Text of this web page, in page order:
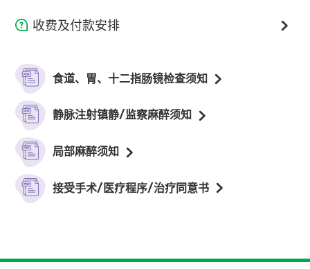
除瘜肉手术。
等。
检查当天
于检查前30分钟到达诊所。
穿着简单、舒服的衣服。
带同用以装置假牙及/或隐形眼镜的器皿。
避免配戴金属首饰及/或贵重物件。
你会被安排到休息区，在医护人员的观察下卧床休息，直
至镇静剂药效消除。
完成检查后24小时内切勿驾驶、操作任何机器、饮用酒
精，或签署具法律效用的文件。
收费及付款安排
内视镜检查
结肠内视镜检查
静脉注射麻醉 $7,600
监测麻醉
套餐计划包括：
麻醉科医生费 (适用于监测麻醉下进行的内视镜)
食道、胃、十二指肠镜检查须知
静脉注射镇静/监察麻醉须知
局部麻醉须知
接受手术/医疗程序/治疗同意书